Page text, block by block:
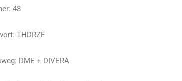
48
THDRZF
DME + DIVERA